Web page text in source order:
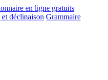
et déclinaison Grammaire